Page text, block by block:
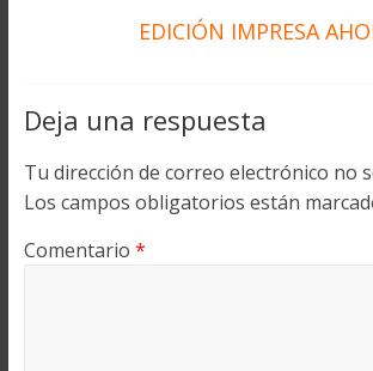
EDICIÓN IMPRESA
Deja una respuesta
Tu dirección de correo electrónico no
Los campos obligatorios están
Comentario *